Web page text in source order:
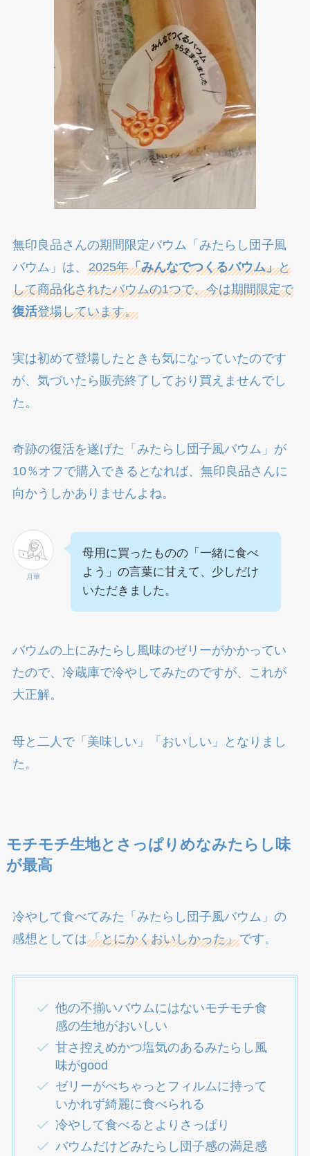
無印良品さんの期間限定バウム「みたらし団子風
バウム」は、 2025年「みんなでつくるバウム」と
して商品化されたバウムの1つで、今は期間限定で
復活登場しています。
実は初めて登場したときも気になっていたのです
が、気づいたら販売終了しており買えませんでし
た。
奇跡の復活を遂げた「みたらし団子風バウム」が
10％オフで購入できるとなれば、無印良品さんに
向かうしかありませんよね。
月華
母用に買ったものの「一緒に食べ
よう」の言葉に甘えて、少しだけ
いただきました。
バウムの上にみたらし風味のゼリーがかかってい
たので、冷蔵庫で冷やしてみたのですが、これが
大正解。
母と二人で「美味しい」「おいしい」となりまし
た。
モチモチ生地とさっぱりめなみたらし味
が最高
冷やして食べてみた「みたらし団子風バウム」の
感想としては「とにかくおいしかった」です。
他の不揃いバウムにはないモチモチ食
感の生地がおいしい
甘さ控えめかつ塩気のあるみたらし風
味がgood
ゼリーがべちゃっとフィルムに持って
いかれず綺麗に食べられる
冷やして食べるとよりさっぱり
バウムだけどみたらし団子感の満足感